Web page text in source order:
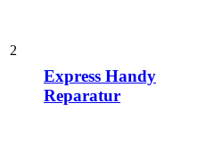
2
Express Handy
Reparatur